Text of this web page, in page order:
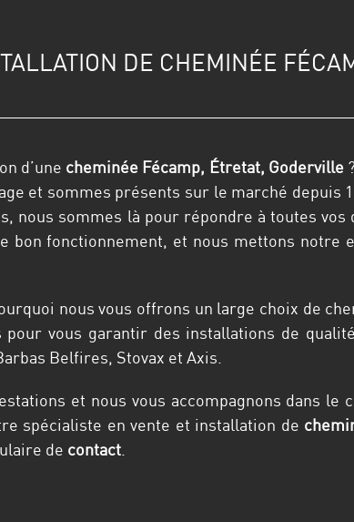
DE CHEMINÉE
d’une cheminée Fécamp, Étretat, Goderville
et sommes présents sur le marché depuis
nous sommes là pour répondre à toutes
fonctionnement, et nous mettons notre
nous vous offrons un large choix de
vous garantir des installations de
Belfires, Stovax et Axis.
et nous vous accompagnons dans le
spécialiste en vente et installation de
de contact.